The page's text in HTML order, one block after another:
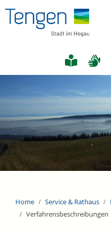
Home Service & Rathaus
Verfahrensbeschreibungen